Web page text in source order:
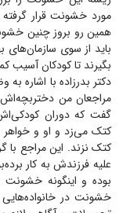
مورد خشونت قرار گرفته
همین رو بروز چنین
باید از سوی
بگیرند تا کودکان آسیب
دکتر بدرزاده با اشاره
مراجعان من
گفت که دوران
کتک می‌زد و او و خواهر
کتک نزند. این مراجع
علیه فرزندش به کار
بوده و اینگونه خشونت
خشونت در